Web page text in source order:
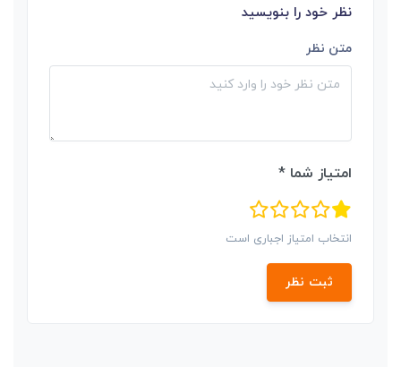
نظر خود را بنویسید
متن نظر
امتیاز شما *
انتخاب امتیاز اجباری است
ثبت نظر